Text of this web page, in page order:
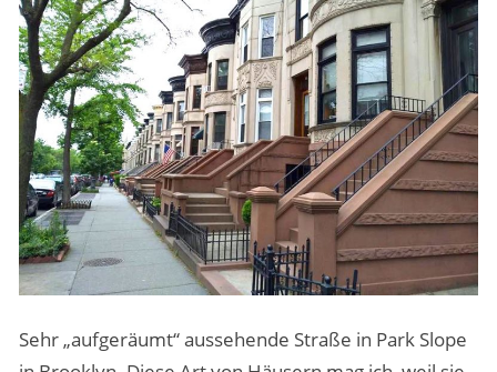
Sehr „aufgeräumt“ aussehende Straße in Park Slope